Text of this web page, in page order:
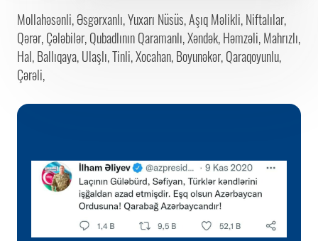
Mollahəsənli, Əsgərxanlı, Yuxarı Nüsüs, Aşıq Məlikli, Niftalılar,
Qərər, Çələbilər, Qubadlının Qaramanlı, Xəndək, Həmzəli, Mahrızlı,
Hal, Ballıqaya, Ulaşlı, Tinli, Xocahan, Boyunəkər, Qaraqoyunlu,
Çərəli,